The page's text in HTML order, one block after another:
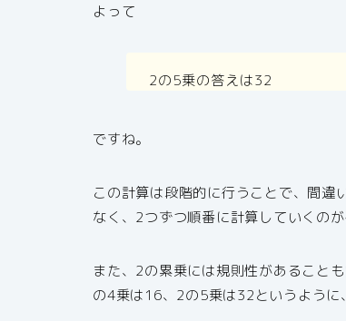
よって
2の5乗の答えは32
ですね。
この計算は段階的に行うことで、間違
なく、2つずつ順番に計算していくのが
また、2の累乗には規則性があること
の4乗は16、2の5乗は32というよう